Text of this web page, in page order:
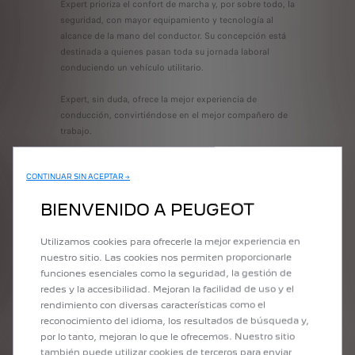
Expert prioriza el confort de marcha y, por sobre todo, la
seguridad, con mayor equipamiento y tecnología al
alcance de la mano del conductor. Su concepción está
destinada a quienes pasan toda su jornada laboral
conduciendo un vehículo utilitario.
Expert, sin duda, ofrece la mejor experiencia de
conducción, convirtiéndose en el mejor compañero de
trabajo.
DIMENSIONES
Y CARGA
CONTINUAR SIN ACEPTAR →
BIENVENIDO A PEUGEOT
Utilizamos cookies para ofrecerle la mejor experiencia en
nuestro sitio. Las cookies nos permiten proporcionarle
funciones esenciales como la seguridad, la gestión de
redes y la accesibilidad. Mejoran la facilidad de uso y el
rendimiento con diversas características como el
reconocimiento del idioma, los resultados de búsqueda y,
por lo tanto, mejoran lo que le ofrecemos. Nuestro sitio
también puede utilizar cookies de terceros para enviar